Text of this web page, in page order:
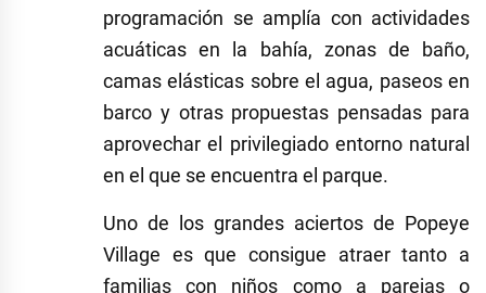
programación se amplía con actividades
acuáticas en la bahía, zonas de baño,
camas elásticas sobre el agua, paseos en
barco y otras propuestas pensadas para
aprovechar el privilegiado entorno natural
en el que se encuentra el parque.
Uno de los grandes aciertos de Popeye
Village es que consigue atraer tanto a
familias con niños como a parejas o